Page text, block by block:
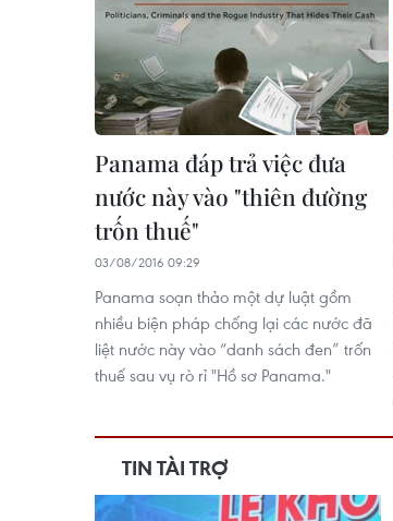
Panama đáp trả việc đưa
nước này vào "thiên đường
trốn thuế"
03/08/2016 09:29
Panama soạn thảo một dự luật gồm
nhiều biện pháp chống lại các nước đã
liệt nước này vào “danh sách đen” trốn
thuế sau vụ rò rỉ "Hồ sơ Panama."